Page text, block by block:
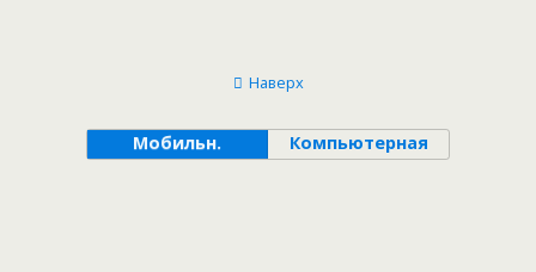
Наверх
Мобильн. Компьютерная